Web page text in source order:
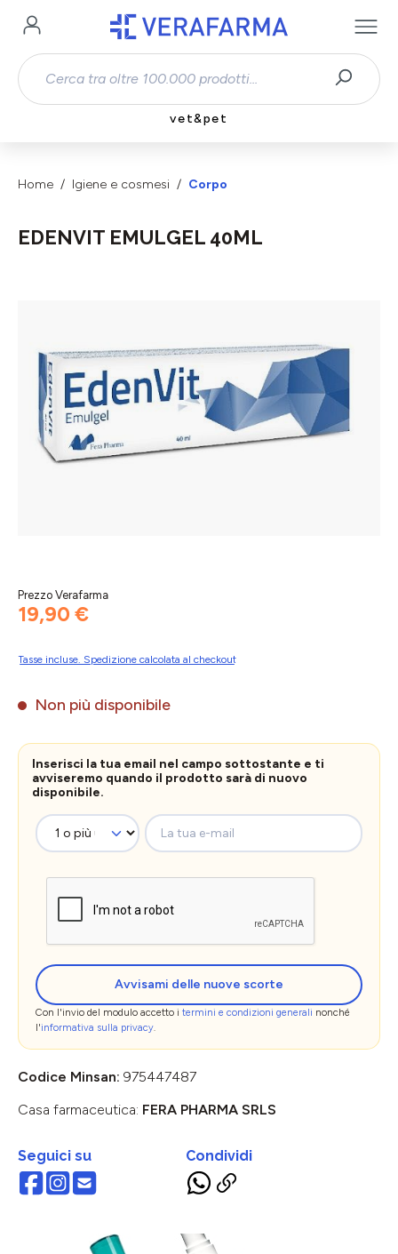
Passa al contenuto principale
vet&pet
Home Igiene e cosmesi Corpo
EDENVIT EMULGEL 40ML
Prezzo Verafarma
19,90 €
Tasse incluse. Spedizione calcolata al checkout
Non più disponibile
Inserisci la tua email nel campo sottostante e ti
avviseremo quando il prodotto sarà di nuovo
disponibile.
La tua e-mail
Avvisami delle nuove scorte
Con l'invio del modulo accetto i termini e condizioni generali nonché
l'informativa sulla privacy.
Codice Minsan: 975447487
Casa farmaceutica: FERA PHARMA SRLS
Seguici su Condividi